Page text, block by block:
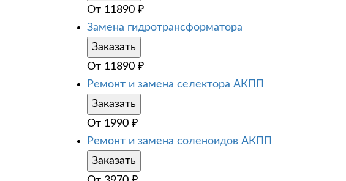
От 11890 ₽
Замена гидротрансформатора
Заказать
От 11890 ₽
Ремонт и замена селектора АКПП
Заказать
От 1990 ₽
Ремонт и замена соленоидов АКПП
Заказать